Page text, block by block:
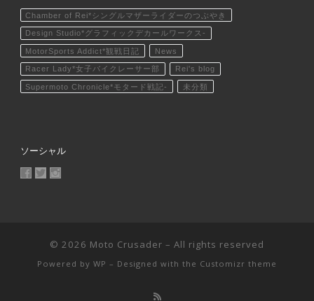
Chamber of Rei*シングルマザーライダーのつぶやき
Design Studio*グラフィックデカールワークス-
MotorSports Addict*観戦日記 News
Racer Lady*女子バイクレーサー部 Rei's blog
Supermoto Chronicle*モタード戦記- 未分類
ソーシャル
MotoCrusader さんのプロフィールを Facebook で表示
@MotoCrusader さんのプロフィールを Twitter で表示
© 2026 Moto Crusader – All rights reserved
Powered by WP – Designed with the Customizr theme